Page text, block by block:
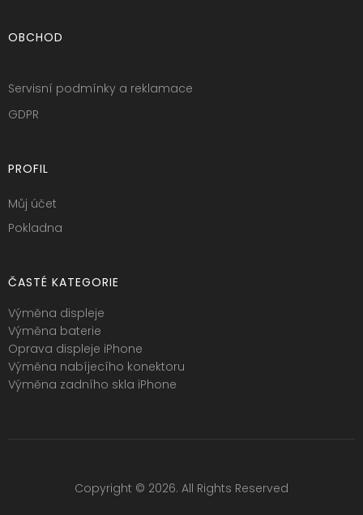
OBCHOD
Servisní podmínky a reklamace
GDPR
PROFIL
Můj účet
Pokladna
ČASTÉ KATEGORIE
Výměna displeje
Výměna baterie
Oprava displeje iPhone
Výměna nabíjecího konektoru
Výměna zadního skla iPhone
Copyright © 2026. All Rights Reserved